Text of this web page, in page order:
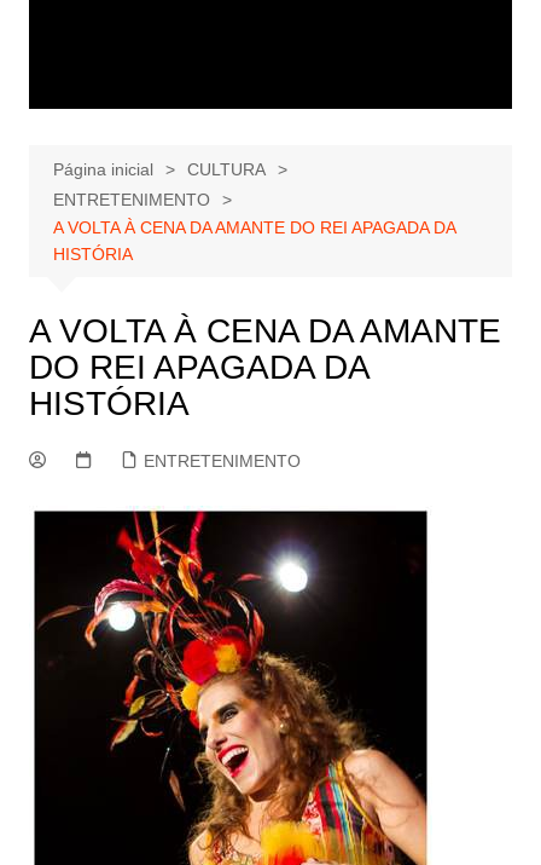
Página inicial
CULTURA
ENTRETENIMENTO
A VOLTA À CENA DA AMANTE DO REI APAGADA DA
HISTÓRIA
A VOLTA À CENA DA AMANTE
DO REI APAGADA DA
HISTÓRIA
ENTRETENIMENTO